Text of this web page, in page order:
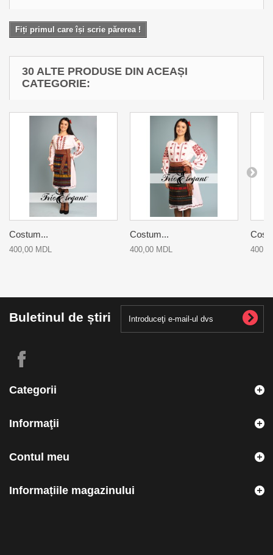
Fiți primul care își scrie părerea !
30 ALTE PRODUSE DIN ACEAȘI
CATEGORIE:
Costum...
400,00 MDL
Costum...
400,00 MDL
Buletinul de știri
Categorii
Informaţii
Contul meu
Informațiile magazinului